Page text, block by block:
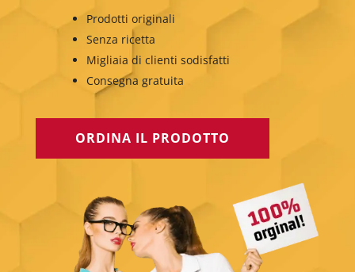
Prodotti originali
Senza ricetta
Migliaia di clienti sodisfatti
Consegna gratuita
ORDINA IL PRODOTTO